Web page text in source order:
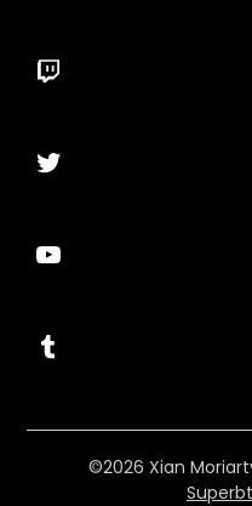
Twitch
Twitter
YouTube
Tumblr
©2026 Xian